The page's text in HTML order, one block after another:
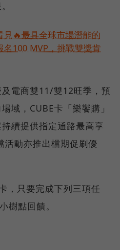
見🔥最具全球市場潛能的
100 MVP，挑戰雙獎肯
電商雙11/雙12旺季，預
域，CUBE卡「樂饗購」
續提供指定通路最高享
活動亦推出檔期促刷優
，只要完成下列三項任
樹點回饋。